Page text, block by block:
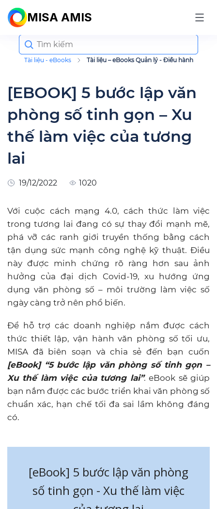
MISA AMIS
Tài liệu - eBooks Tài liệu – eBooks Quản lý - Điều hành
Search
for:
[EBOOK] 5 bước lập văn
phòng số tinh gọn – Xu
thế làm việc của tương
lai
19/12/2022 1020
Với cuộc cách mạng 4.0, cách thức làm việc
trong tương lai đang có sự thay đổi mạnh mẽ,
phá vỡ các ranh giới truyền thống bằng cách
tận dụng sức mạnh công nghệ kỹ thuật. Điều
này được minh chứng rõ ràng hơn sau ảnh
hưởng của đại dịch Covid-19, xu hướng ứng
dụng văn phòng số – môi trường làm việc số
ngày càng trở nên phổ biến.
Để hỗ trợ các doanh nghiệp nắm được cách
thức thiết lập, vận hành văn phòng số tối ưu,
MISA đã biên soạn và chia sẻ đến bạn cuốn
[eBook] “5 bước lập văn phòng số tinh gọn –
Xu thế làm việc của tương lai”. eBook sẽ giúp
bạn nắm được các bước triển khai văn phòng số
chuẩn xác, hạn chế tối đa sai lầm không đáng
có.
[eBook] 5 bước lập văn phòng
số tinh gọn - Xu thế làm việc